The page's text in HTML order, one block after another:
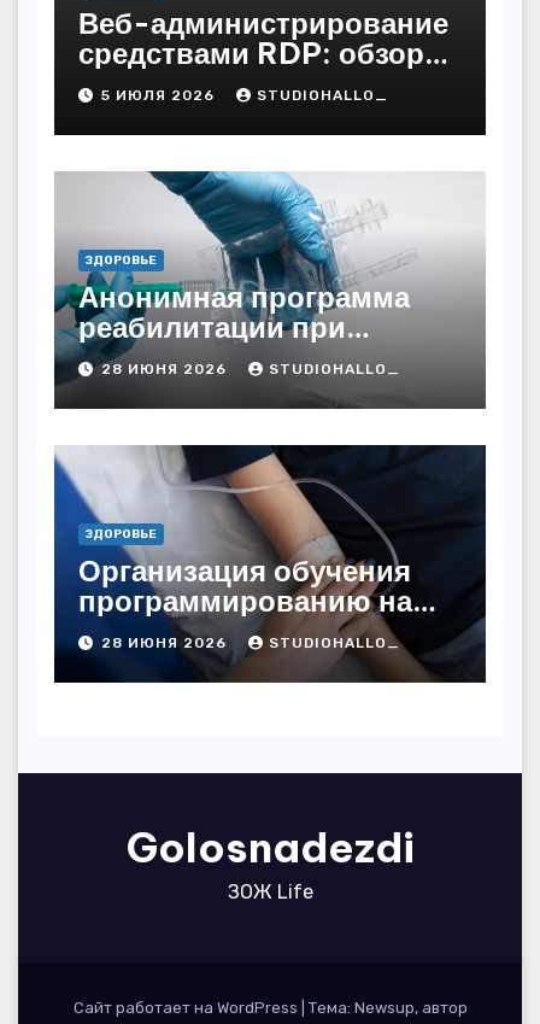
Веб-администрирование
средствами RDP: обзор
технических решений
5 ИЮЛЯ 2026 STUDIOHALLO_
ЗДОРОВЬЕ
Анонимная программа
реабилитации при
алкогольной зависимости
с персональным
подходом и
лицензированными
врачами
28 ИЮНЯ 2026 STUDIOHALLO_
ЗДОРОВЬЕ
Организация обучения
программированию на
дому
28 ИЮНЯ 2026 STUDIOHALLO_
Golosnadezdi
ЗОЖ Life
Сайт работает на WordPress Тема: Newsup, автор